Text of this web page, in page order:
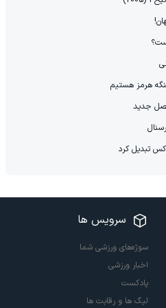
هرمز هستیم
جدید
تبدیل کرد
سرویس ها
سوژه‌های ورزشی شما
اخبار ورزشی
پادکست
لیگ ها و رقابت ها